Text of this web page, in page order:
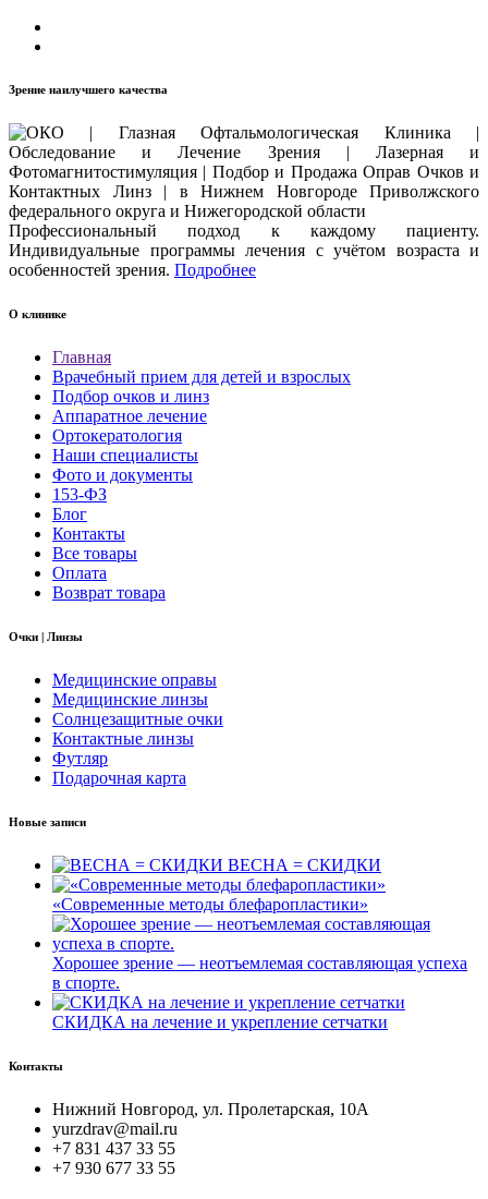
Зрение наилучшего качества
Профессиональный подход к каждому пациенту.
Индивидуальные программы лечения с учётом возраста и
особенностей зрения. Подробнее
О клинике
Главная
Врачебный прием для детей и взрослых
Подбор очков и линз
Аппаратное лечение
Ортокератология
Наши специалисты
Фото и документы
153-ФЗ
Блог
Контакты
Все товары
Оплата
Возврат товара
Очки | Линзы
Медицинские оправы
Медицинские линзы
Солнцезащитные очки
Контактные линзы
Футляр
Подарочная карта
Новые записи
ВЕСНА = СКИДКИ
«Современные методы блефаропластики»
Хорошее зрение — неотъемлемая составляющая успеха
в спорте.
СКИДКА на лечение и укрепление сетчатки
Контакты
Нижний Новгород, ул. Пролетарская, 10А
yurzdrav@mail.ru
+7 831 437 33 55
+7 930 677 33 55